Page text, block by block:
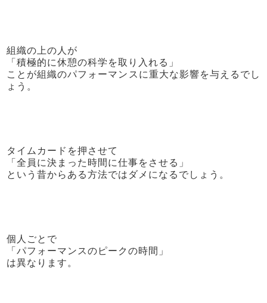
組織の上の人が
「積極的に休憩の科学を取り入れる」
ことが組織のパフォーマンスに重大な影響を与えるでし
ょう。
タイムカードを押させて
「全員に決まった時間に仕事をさせる」
という昔からある方法ではダメになるでしょう。
個人ごとで
「パフォーマンスのピークの時間」
は異なります。